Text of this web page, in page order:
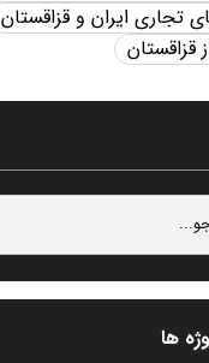
تجاری ایران و قزاقستان
قزاقستان
ها